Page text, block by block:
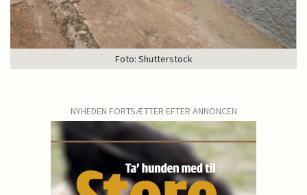
Foto: Shutterstock
NYHEDEN FORTSÆTTER EFTER ANNONCEN